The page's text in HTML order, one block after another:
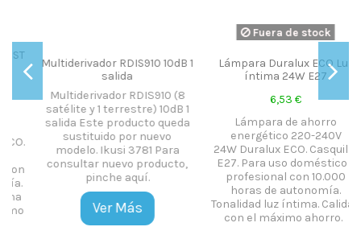
Multiderivador RDIS910 10dB 1
salida
Multiderivador RDIS910 (8
satélite y 1 terrestre) 10dB 1
salida Este producto queda
sustituido por nuevo
modelo. Ikusi 3781 Para
consultar nuevo producto,
pinche aquí.
Ver Más
Fuera de stock
Lámpara Duralux ECO Luz
íntima 24W E27
6,53 €
Lámpara de ahorro
energético 220-240V
24W Duralux ECO. Casquillo
E27. Para uso doméstico y
profesional con 10.000
horas de autonomía.
Tonalidad luz íntima. Calidad
con el máximo ahorro.